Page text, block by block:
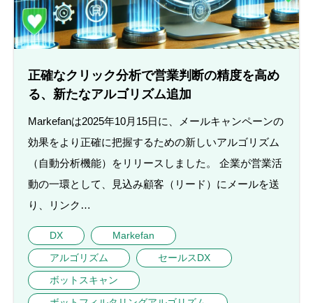
正確なクリック分析で営業判断の精度を高め
る、新たなアルゴリズム追加
Markefanは2025年10月15日に、メールキャンペーンの
効果をより正確に把握するための新しいアルゴリズム
（自動分析機能）をリリースしました。 企業が営業活
動の一環として、見込み顧客（リード）にメールを送
り、リンク…
DX
Markefan
アルゴリズム
セールスDX
ボットスキャン